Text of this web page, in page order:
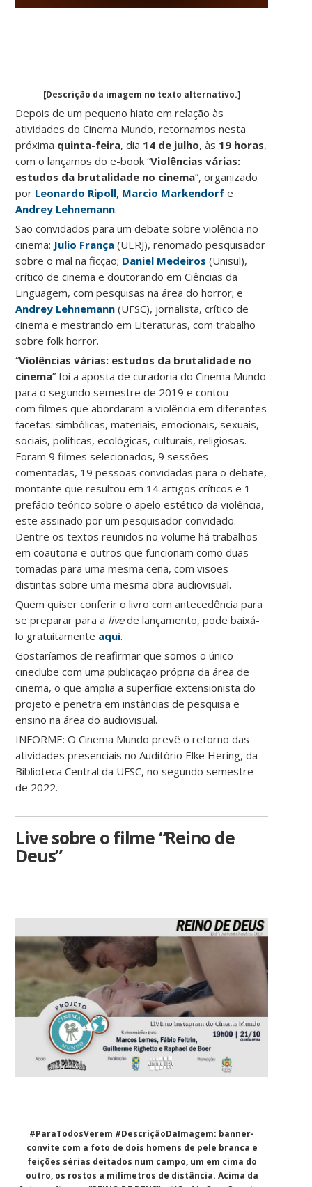
[Descrição da imagem no texto alternativo.]
Depois de um pequeno hiato em relação às
atividades do Cinema Mundo, retornamos nesta
próxima quinta-feira, dia 14 de julho, às 19 horas,
com o lançamos do e-book “Violências várias:
estudos da brutalidade no cinema”, organizado
por Leonardo Ripoll, Marcio Markendorf e
Andrey Lehnemann.
São convidados para um debate sobre violência no
cinema: Julio França (UERJ), renomado pesquisador
sobre o mal na ficção; Daniel Medeiros (Unisul),
crítico de cinema e doutorando em Ciências da
Linguagem, com pesquisas na área do horror; e
Andrey Lehnemann (UFSC), jornalista, crítico de
cinema e mestrando em Literaturas, com trabalho
sobre folk horror.
“Violências várias: estudos da brutalidade no
cinema” foi a aposta de curadoria do Cinema Mundo
para o segundo semestre de 2019 e contou
com filmes que abordaram a violência em diferentes
facetas: simbólicas, materiais, emocionais, sexuais,
sociais, políticas, ecológicas, culturais, religiosas.
Foram 9 filmes selecionados, 9 sessões
comentadas, 19 pessoas convidadas para o debate,
montante que resultou em 14 artigos críticos e 1
prefácio teórico sobre o apelo estético da violência,
este assinado por um pesquisador convidado.
Dentre os textos reunidos no volume há trabalhos
em coautoria e outros que funcionam como duas
tomadas para uma mesma cena, com visões
distintas sobre uma mesma obra audiovisual.
Quem quiser conferir o livro com antecedência para
se preparar para a livede lançamento, pode baixá-
lo gratuitamente aqui.
Gostaríamos de reafirmar que somos o único
cineclube com uma publicação própria da área de
cinema, o que amplia a superfície extensionista do
projeto e penetra em instâncias de pesquisa e
ensino na área do audiovisual.
INFORME: O Cinema Mundo prevê o retorno das
atividades presenciais no Auditório Elke Hering, da
Biblioteca Central da UFSC, no segundo semestre
de 2022.
Live sobre o filme “Reino de
Deus”
#ParaTodosVerem #DescriçãoDaImagem: banner-
convite com a foto de dois homens de pele branca e
feições sérias deitados num campo, um em cima do
outro, os rostos a milímetros de distância. Acima da